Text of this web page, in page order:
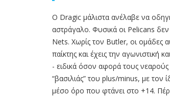
O Dragic μάλιστα ανέλαβε να
αστράγαλο. Φυσικά οι Pelicans
Nets. Χωρίς τον Butler, οι ομάδες
παίκτης και έχεις την αγωνιστική
- ειδικά όσον αφορά τους
“βασιλιάς” του plus/minus, με τον
μέσο όρο που φτάνει στο +14.